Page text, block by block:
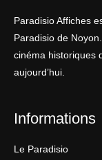
Paradisio Affiches
Paradisio de
cinéma historiques
aujourd’hui.
Informations
Le Paradisio